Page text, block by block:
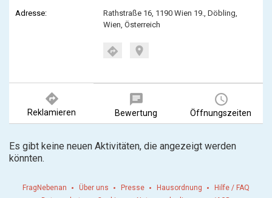
Adresse:
Rathstraße 16, 1190 Wien 19., Döbling,
Wien, Österreich
directions location_on
directions
Reklamieren
chat
Bewertung
query_builder
Öffnungszeiten
Es gibt keine neuen Aktivitäten, die angezeigt werden
könnten.
FragNebenan Über uns Presse Hausordnung
Hilfe / FAQ